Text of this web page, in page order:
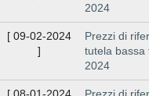
2024
[ 09-02-2024
]
Prezzi di
tutela bassa
2024
[ 08-01-2024
Prezzi di